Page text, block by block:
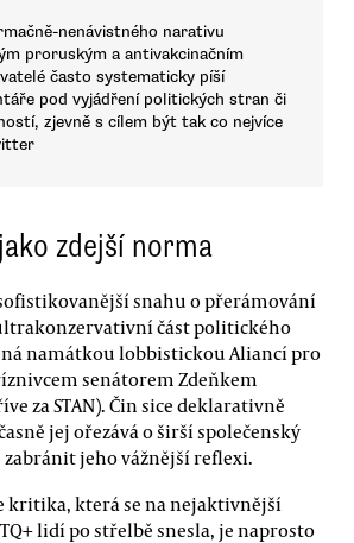
nenávistného narativu
proruským a antivakcinačním
často systematicky píší
pod vyjádření politických stran či
zjevně s cílem být tak co nejvíce
zdejší norma
snahu o přerámování
část politického
namátkou lobbistickou Aliancí pro
senátorem Zdeňkem
za STAN). Čin sice deklarativně
jej ořezává o širší společenský
zabránit jeho vážnější reflexi.
kritika, která se na nejaktivnější
lidí po střelbě snesla, je naprosto